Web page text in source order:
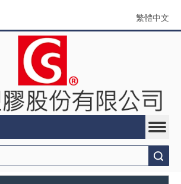
繁體中文